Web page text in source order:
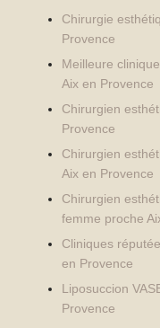
Chirurgie
Provence
Meilleure
Aix en Provence
Chirurgien
Provence
Chirurgien
Aix en Provence
Chirurgien
femme proche
Cliniques
en Provence
Liposuccion
Provence